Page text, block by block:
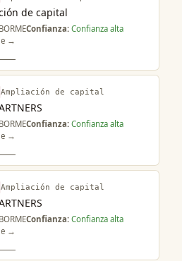
de capital
BORMEConfianza: Confianza alta
→
Ampliación de capital
BORMEConfianza: Confianza alta
→
Ampliación de capital
BORMEConfianza: Confianza alta
→